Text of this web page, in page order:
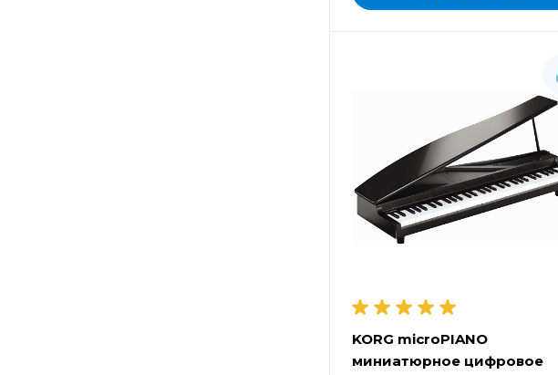
KORG microPIANO
миниатюрное цифровое